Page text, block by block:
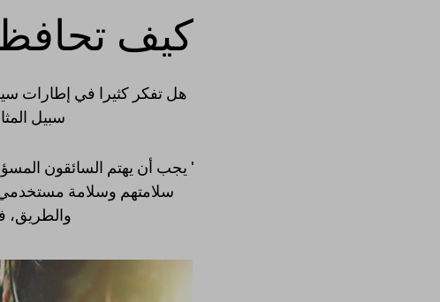
كيف
هل تفكر كثيرا في إطارات
سبيل
' يجب أن يهتم السائقون
سلامتهم وسلامة مستخدمي
والطريق،